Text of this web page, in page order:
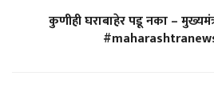
कुणीही घराबाहेर पडू नका –